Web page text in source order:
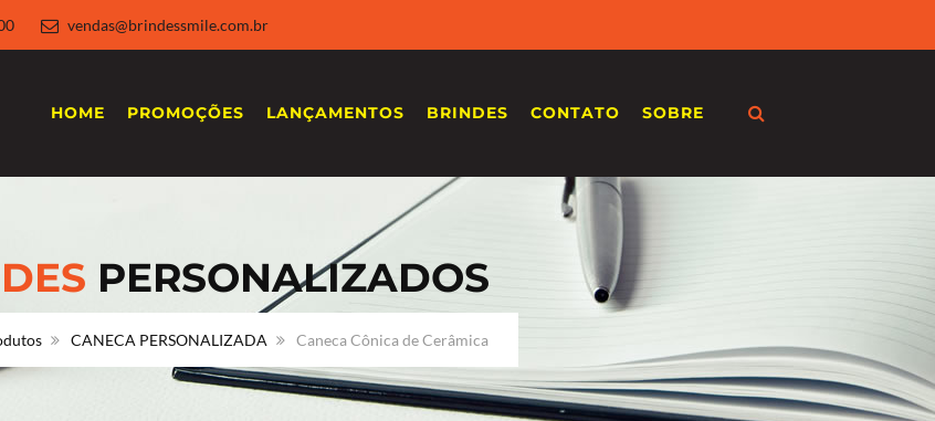
vendas@brindessmile.com.br
HOME PROMOÇÕES LANÇAMENTOS BRINDES CONTATO SOBRE
PERSONALIZADOS
CANECA PERSONALIZADA Caneca Cônica de Cerâmica